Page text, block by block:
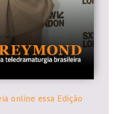
online essa Edição